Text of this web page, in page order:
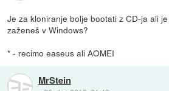
Je za kloniranje bolje bootati z CD-ja ali
zaženeš v Windows?
* - recimo easeus ali AOMEI
MrStein